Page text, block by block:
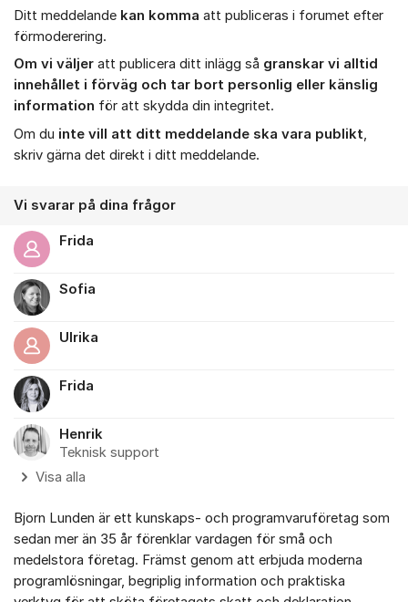
Ditt meddelande kan komma att publiceras i forumet efter
förmoderering.
Om vi väljer att publicera ditt inlägg så granskar vi alltid
innehållet i förväg och tar bort personlig eller känslig
information för att skydda din integritet.
Om du inte vill att ditt meddelande ska vara publikt
skriv gärna det direkt i ditt meddelande.
Vi svarar på dina frågor
Frida
Sofia
Ulrika
Frida
Henrik
Teknisk support
Visa alla
Bjorn Lunden är ett kunskaps- och programvaruföretag som
sedan mer än 35 år förenklar vardagen för små och
medelstora företag. Främst genom att erbjuda moderna
programlösningar, begriplig information och praktiska